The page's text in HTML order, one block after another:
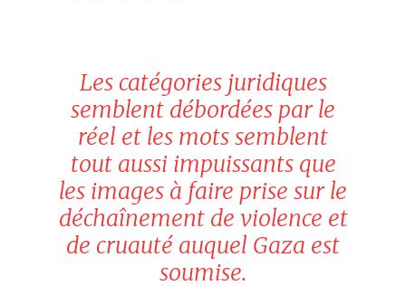
Les catégories juridiques
semblent débordées par le
réel et les mots semblent
tout aussi impuissants que
les images à faire prise sur le
déchaînement de violence et
de cruauté auquel Gaza est
soumise.